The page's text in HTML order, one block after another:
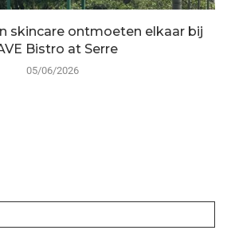
skincare ontmoeten elkaar bij
Bistro at Serre
05/06/2026